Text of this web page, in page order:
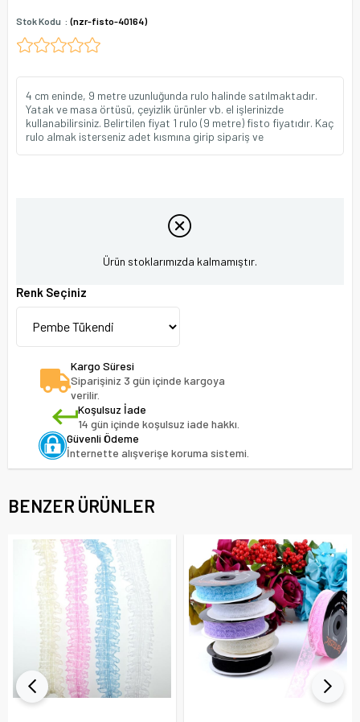
Stok Kodu (nzr-fisto-40164)
4 cm eninde, 9 metre uzunluğunda rulo halinde satılmaktadır.
Yatak ve masa örtüsü, çeyizlik ürünler vb. el işlerinizde
kullanabilirsiniz. Belirtilen fiyat 1 rulo (9 metre) fisto fiyatıdır. Kaç
rulo almak isterseniz adet kısmına girip sipariş ve
Ürün stoklarımızda kalmamıştır.
Renk Seçiniz
Kargo Süresi
Siparişiniz 3 gün içinde kargoya
verilir.
Koşulsuz İade
14 gün içinde koşulsuz iade hakkı.
Güvenli Ödeme
İnternette alışverişe koruma sistemi.
BENZER ÜRÜNLER